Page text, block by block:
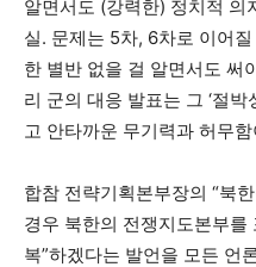
알면서도 (강력한) 정치적 의
실. 문제는 5차, 6차로 이어
한 별반 없을 걸 알면서도 써
리 군의 대응 발표는 그 ‘절박
고 안타까운 무기력과 허무
합참 전략기획본부장의 “북
경우 북한의 전쟁지도본부를
복”하겠다는 발언을 모든 언